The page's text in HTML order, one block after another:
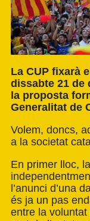
La CUP fixarà
dissabte 21 de
la proposta
Generalitat de
Volem, doncs,
a la societat
En primer lloc,
l’anunci d’una
és ja un pas
entre la